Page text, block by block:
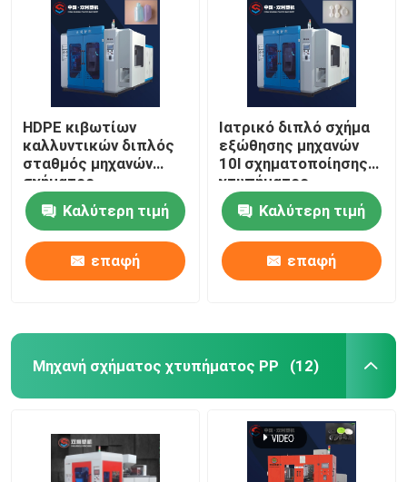
HDPE κιβωτίων
καλλυντικών διπλός
σταθμός μηχανών
σχήματος
χτυπήματος 3
στρώματα 10l
Καλύτερη τιμή
επαφή
Ιατρικό διπλό σχήμα
εξώθησης μηχανών
10l σχηματοποίησης
χτυπήματος
πλαστικών κιβωτίων
σταθμώνΚαλύτερη τιμή
επαφή
Μηχανή σχήματος χτυπήματος PP (12)